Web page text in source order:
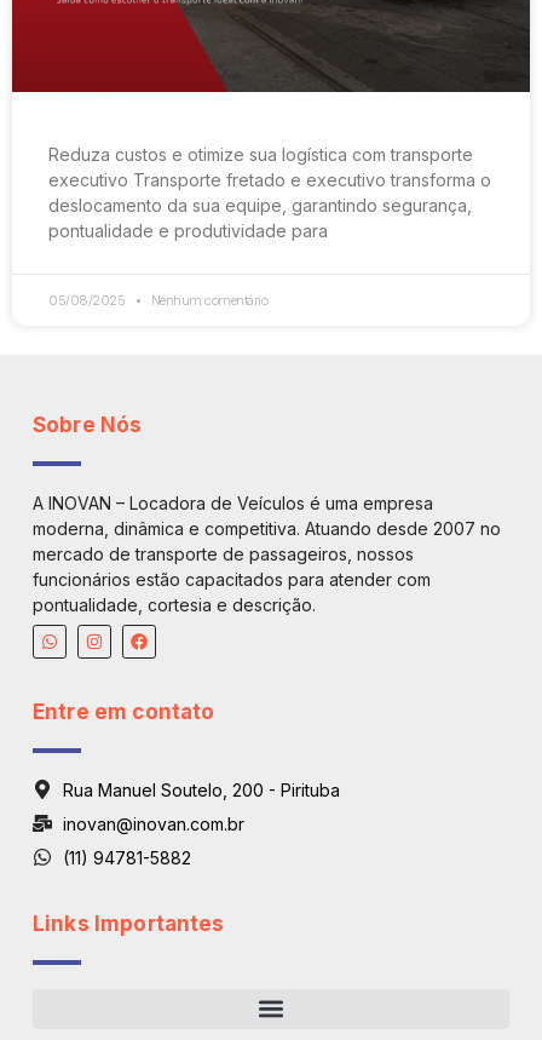
Reduza custos e otimize sua logística com transporte
executivo Transporte fretado e executivo transforma o
deslocamento da sua equipe, garantindo segurança,
pontualidade e produtividade para
05/08/2025 Nenhum comentário
Sobre Nós
A INOVAN – Locadora de Veículos é uma empresa
moderna, dinâmica e competitiva. Atuando desde 2007 no
mercado de transporte de passageiros, nossos
funcionários estão capacitados para atender com
pontualidade, cortesia e descrição.
Entre em contato
Rua Manuel Soutelo, 200 - Pirituba
inovan@inovan.com.br
(11) 94781-5882
Links Importantes